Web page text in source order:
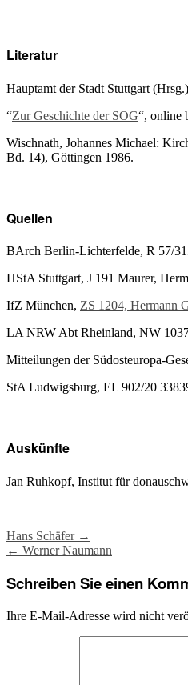
Literatur
Hauptamt der Stadt Stuttgart
“Zur Geschichte der SOG“, online
Wischnath, Johannes Michael:
Bd. 14), Göttingen 1986.
Quellen
BArch Berlin-Lichterfelde, R 57/
HStA Stuttgart, J 191 Maurer,
IfZ München, ZS 1204, Hermann
LA NRW Abt Rheinland, NW
Mitteilungen der Südosteuropa-
StA Ludwigsburg, EL 902/20
Auskünfte
Jan Ruhkopf, Institut für
Post
Hans Schäfer →
← Werner Naumann
Schreiben Sie einen
Ihre E-Mail-Adresse wird nicht